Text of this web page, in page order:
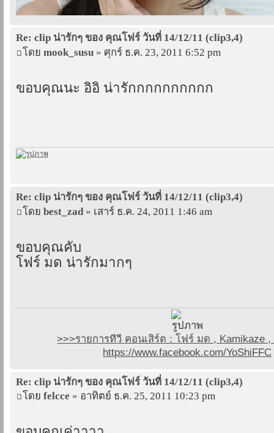
Re: clip น่ารักๆ ของ คุณโฟร์ วันที่ 14/12/11 (clip3,4)
โดย mook_susu » ศุกร์ ธ.ค. 23, 2011 6:52 pm
ขอบคุณนะ อิอิ น่ารักกกกกกกกกก
Re: clip น่ารักๆ ของ คุณโฟร์ วันที่ 14/12/11 (clip3,4)
โดย best_zad » เสาร์ ธ.ค. 24, 2011 1:46 am
ขอบคุณคับ
โฟร์ มด น่ารักมากๆ
>>>รายการทีวี คอนเสิร์ต : โฟร์ มด , Kamikaze ,
https://www.facebook.com/YoShiFFC
Re: clip น่ารักๆ ของ คุณโฟร์ วันที่ 14/12/11 (clip3,4)
โดย felcce » อาทิตย์ ธ.ค. 25, 2011 10:23 pm